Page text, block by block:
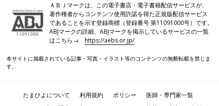
ＡＢＪマークは、この電子書店・電子書籍配信サービスが、
著作権者からコンテンツ使用許諾を得た正規版配信サービス
であることを示す登録商標（登録番号 第11091000号）です。
ABJマークの詳細、ABJマークを掲示しているサービスの一覧
はこちら→https://aebs.or.jp/
本サイトに掲載されている記事・写真・イラスト等のコンテンツの無断転載を禁じま
す。
たまひよについて 利用規約 ポリシー
医師・専門家一覧